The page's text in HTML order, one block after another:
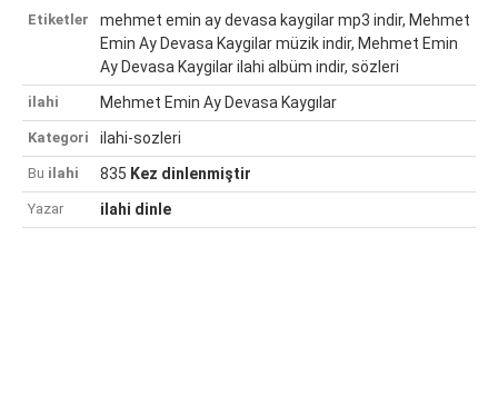
Etiketler
mehmet emin ay devasa kaygilar mp3 indir, Mehmet
Emin Ay Devasa Kaygilar müzik indir, Mehmet Emin
Ay Devasa Kaygilar ilahi albüm indir, sözleri
ilahi Mehmet Emin Ay Devasa Kaygılar
Kategori ilahi-sozleri
Bu ilahi 835 Kez dinlenmiştir
Yazar ilahi dinle